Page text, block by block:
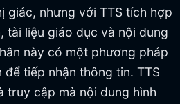
giác, nhưng với TTS tích hợp
tài liệu giáo dục và nội dung
này có một phương pháp
tiếp nhận thông tin. TTS
truy cập mà nội dung hình